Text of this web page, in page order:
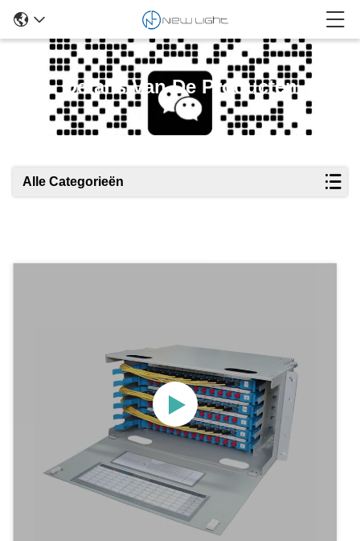
Details Van De Producten
Alle Categorieën